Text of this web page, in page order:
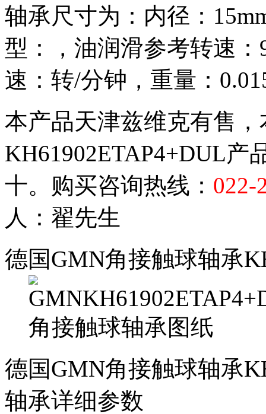
轴承尺寸为：内径：
型：，油润滑参考转速
速：转/分钟，重量：
本产品天津兹维克有售
KH61902ETAP4+DUL产
十。购买咨询热线： 022-
人：翟先生
德国GMN角接触球轴承
德国GMN角接触球轴承
轴承详细参数